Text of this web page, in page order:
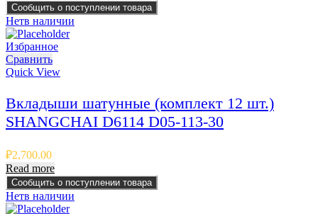
Сообщить о поступлении товара
Нетв наличии
Избранное
Сравнить
Quick View
Вкладыши шатунные (комплект 12 шт.)
SHANGCHAI D6114 D05-113-30
₽2,700.00
Read more
Сообщить о поступлении товара
Нетв наличии